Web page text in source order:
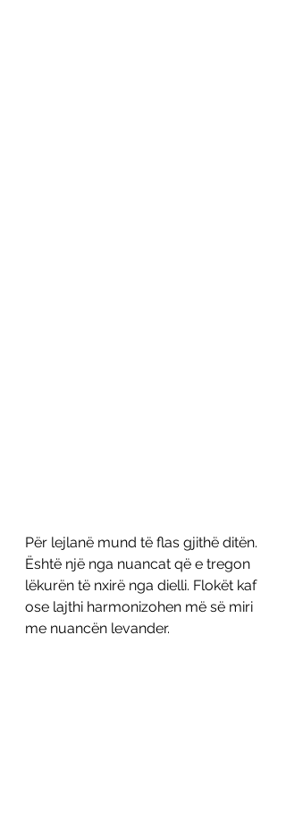
Për lejlanë mund të flas gjithë ditën.
Është një nga nuancat që e tregon
lëkurën të nxirë nga dielli. Flokët kaf
ose lajthi harmonizohen më së miri
me nuancën levander.